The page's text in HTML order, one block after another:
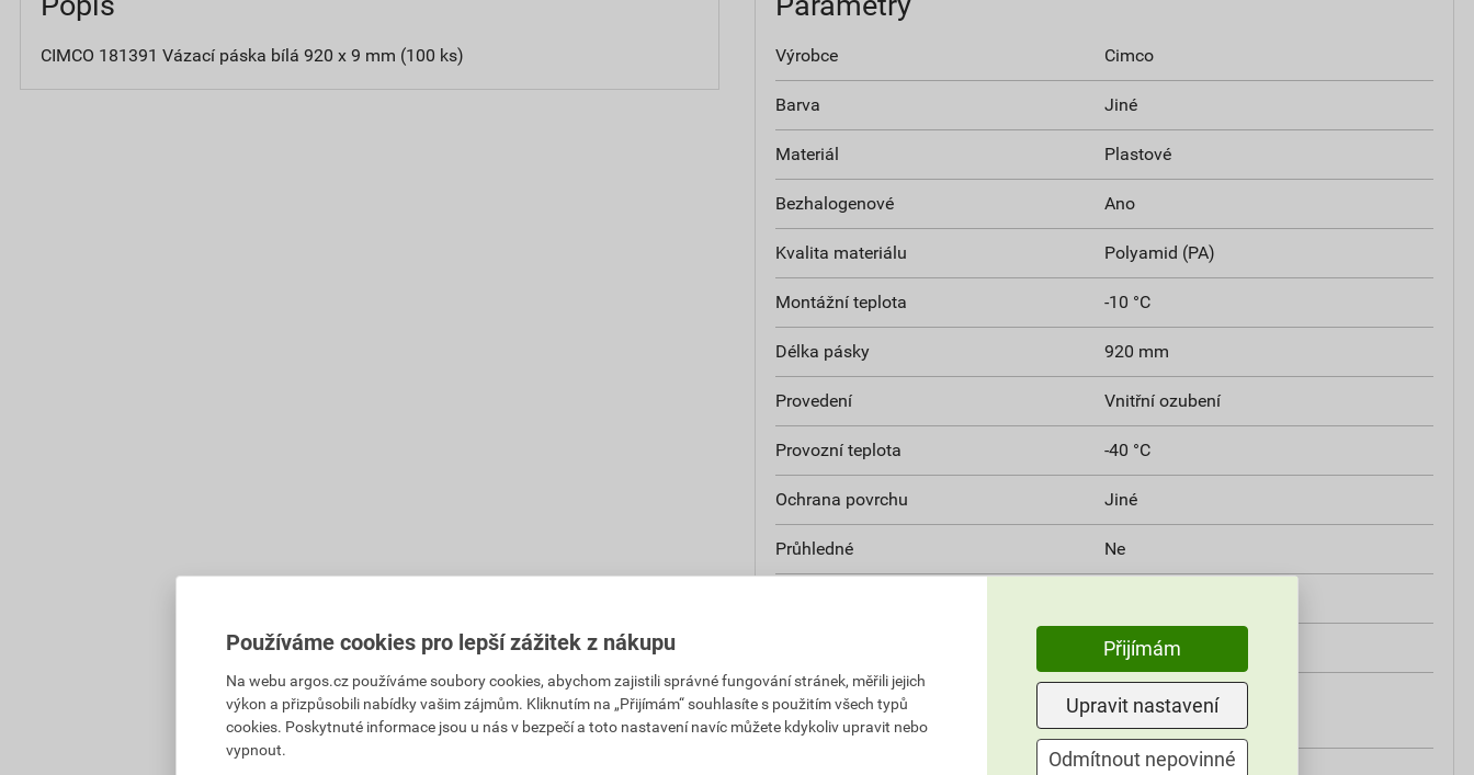
CIMCO 181391 Vázací páska bílá 920 x 9 mm (100 ks) Výrobce Cimco
Barva Jiné
Materiál Plastové
Bezhalogenové Ano
Kvalita materiálu Polyamid (PA)
Montážní teplota -10 °C
Délka pásky 920 mm
Provedení Vnitřní ozubení
Provozní teplota -40 °C
Ochrana povrchu Jiné
Průhledné Ne
Žádné
Třída hořlavosti izolačního materiálu dle
UL 94
V2
Používáme cookies pro lepší zážitek z nákupu
Na webu argos.cz používáme soubory cookies, abychom zajistili správné fungování stránek, měřili jejich
výkon a přizpůsobili nabídky vašim zájmům. Kliknutím na „Přijímám“ souhlasíte s použitím všech typů
cookies. Poskytnuté informace jsou u nás v bezpečí a toto nastavení navíc můžete kdykoliv upravit nebo
vypnout.
Přijímám
Upravit nastavení
Odmítnout nepovinné